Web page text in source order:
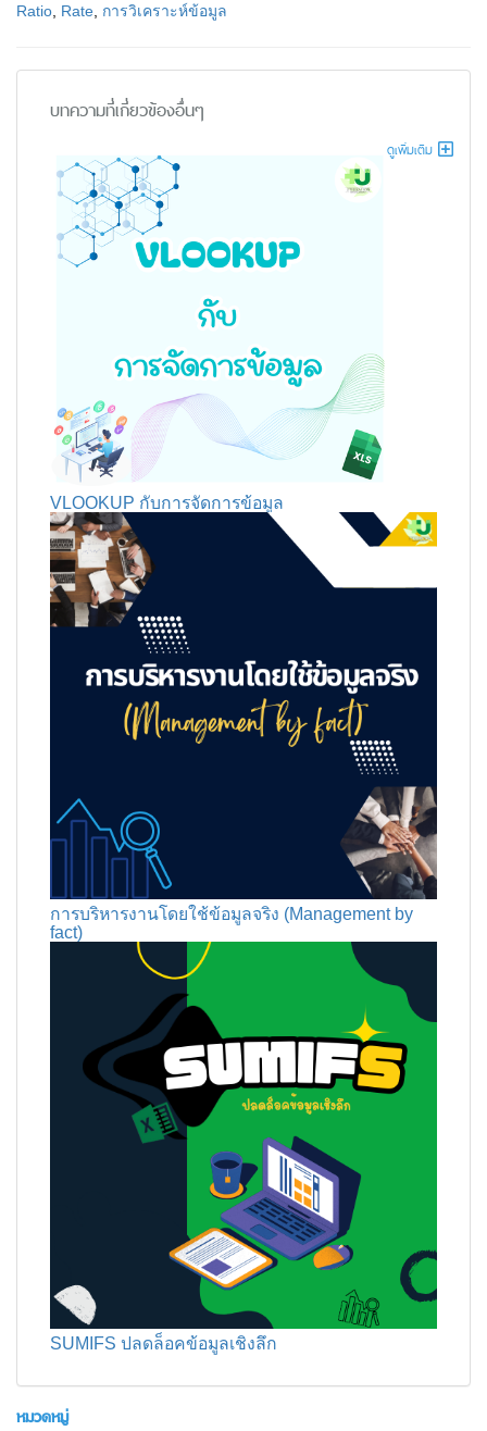
Ratio Rate การวิเคราะห์ข้อมูล
บทความที่เกี่ยวข้องอื่นๆ
ดูเพิ่มเติม
VLOOKUP กับการจัดการข้อมูล
การบริหารงานโดยใช้ข้อมูลจริง (Management by
fact)
SUMIFS ปลดล็อคข้อมูลเชิงลึก
หมวดหมู่